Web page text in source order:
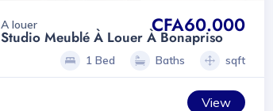
A louer CFA60.000
Studio Meublé À Louer À Bonapriso
1 Bed Baths sqft
View